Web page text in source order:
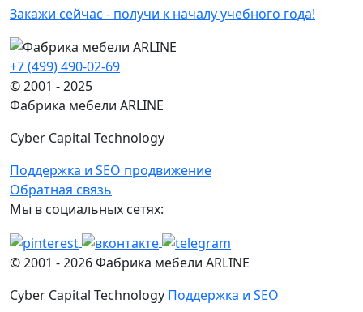
Закажи сейчас - получи к началу учебного года!
+7 (499) 490-02-69
© 2001 - 2025
Фабрика мебели ARLINE
Cyber Capital Technology
Поддержка и SEO продвижение
Обратная связь
Мы в социальных сетях:
© 2001 -2026Фабрика мебели ARLINE
Cyber Capital Technology Поддержка и SEO